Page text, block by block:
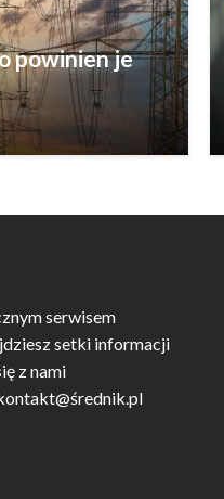
powinien je
serwisem
setki informacji
z nami